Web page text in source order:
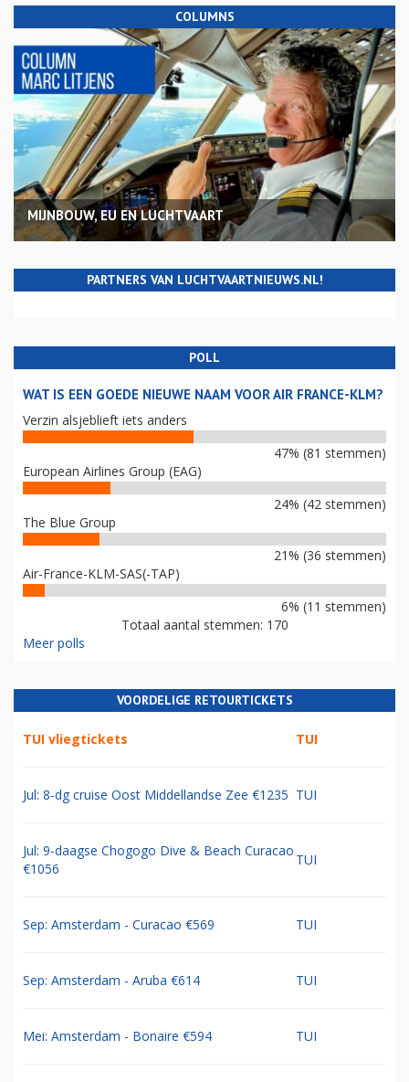
COLUMNS
MIJNBOUW, EU EN LUCHTVAART
PARTNERS VAN LUCHTVAARTNIEUWS.NL!
POLL
WAT IS EEN GOEDE NIEUWE NAAM VOOR AIR FRANCE-KLM?
Verzin alsjeblieft iets anders
47% (81 stemmen)
European Airlines Group (EAG)
24% (42 stemmen)
The Blue Group
21% (36 stemmen)
Air-France-KLM-SAS(-TAP)
6% (11 stemmen)
Totaal aantal stemmen: 170
Meer polls
VOORDELIGE RETOURTICKETS
TUI vliegtickets TUI
Jul: 8-dg cruise Oost Middellandse Zee €1235 TUI
Jul: 9-daagse Chogogo Dive & Beach Curacao
€1056
TUI
Sep: Amsterdam - Curacao €569 TUI
Sep: Amsterdam - Aruba €614 TUI
Mei: Amsterdam - Bonaire €594 TUI